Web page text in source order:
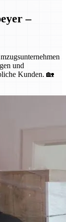
–
und
Kunden. 🏡